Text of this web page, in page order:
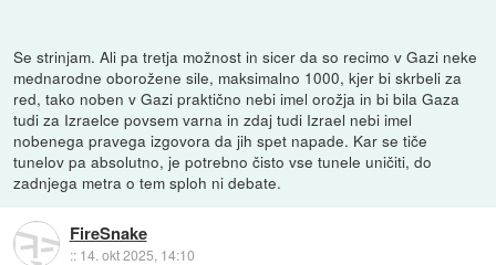
Se strinjam. Ali pa tretja možnost in sicer da so recimo v Gazi neke
mednarodne oborožene sile, maksimalno 1000, kjer bi skrbeli za
red, tako noben v Gazi praktično nebi imel orožja in bi bila Gaza
tudi za Izraelce povsem varna in zdaj tudi Izrael nebi imel
nobenega pravega izgovora da jih spet napade. Kar se tiče
tunelov pa absolutno, je potrebno čisto vse tunele uničiti, do
zadnjega metra o tem sploh ni debate.
FireSnake
:: 14. okt 2025, 14:10